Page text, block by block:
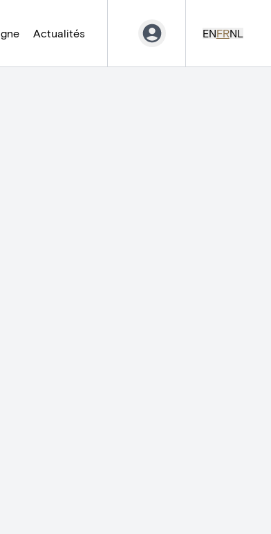
Actualités ENFRNL